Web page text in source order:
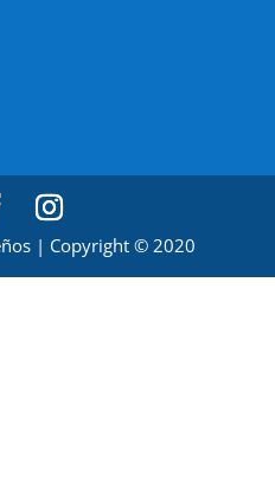
| Copyright © 2020